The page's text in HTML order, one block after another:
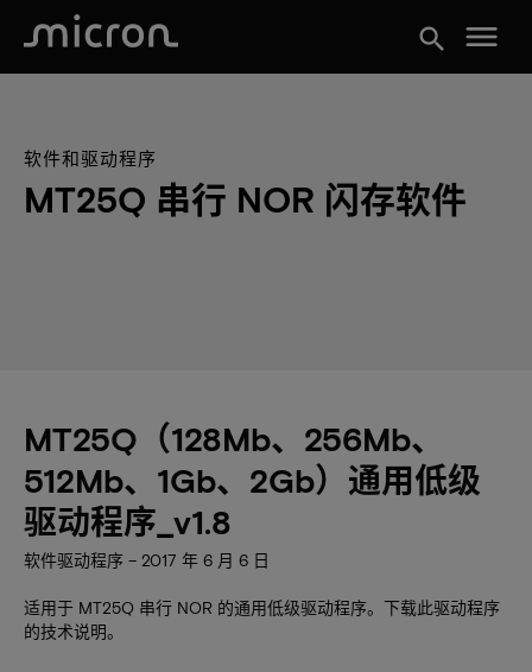
search menu
软件和驱动程序
MT25Q 串行 NOR 闪存软件
MT25Q（128Mb、256Mb、
512Mb、1Gb、2Gb）通用低级
驱动程序_v1.8
软件驱动程序 – 2017 年 6 月 6 日
适用于 MT25Q 串行 NOR 的通用低级驱动程序。下载此驱动程序
的技术说明。